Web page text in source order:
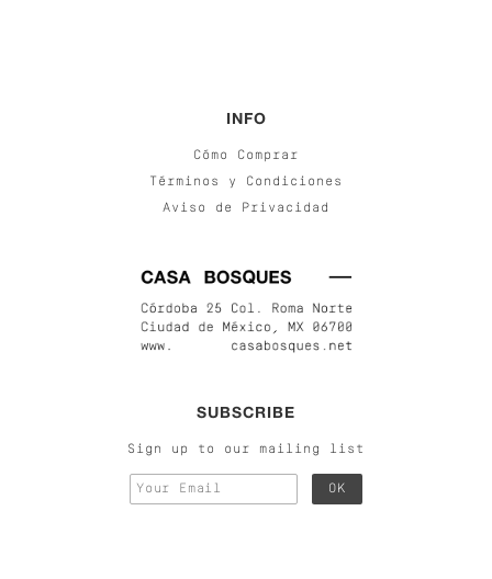
INFO
Cómo Comprar
Términos y Condiciones
Aviso de Privacidad
SUBSCRIBE
Sign up to our mailing list